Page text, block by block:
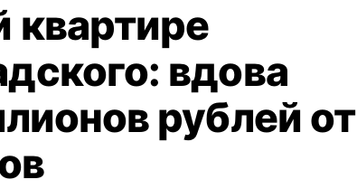
квартире
вдова
рублей от